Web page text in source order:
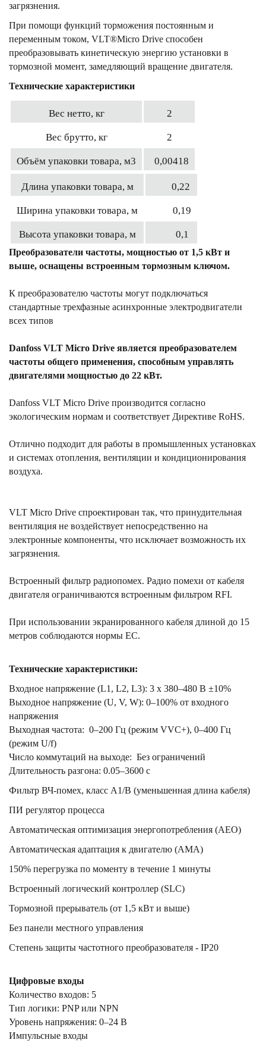
загрязнения.
При помощи функций торможения постоянным и
переменным током, VLT®Micro Drive способен
преобразовывать кинетическую энергию установки в
тормозной момент, замедляющий вращение двигателя.
Технические характеристики
Вес нетто, кг 2
Вес брутто, кг 2
Объём упаковки товара, м3 0,00418
Длина упаковки товара, м 0,22
Ширина упаковки товара, м 0,19
Высота упаковки товара, м 0,1
Преобразователи частоты, мощностью от 1,5 кВт и
выше, оснащены встроенным тормозным ключом.
К преобразователю частоты могут подключаться
стандартные трехфазные асинхронные электродвигатели
всех типов
Danfoss VLT Micro Drive является преобразователем
частоты общего применения, способным управлять
двигателями мощностью до 22 кВт.
Danfoss VLT Micro Drive производится согласно
экологическим нормам и соответствует Директиве RoHS.
Отлично подходит для работы в промышленных установках
и системах отопления, вентиляции и кондиционирования
воздуха.
VLT Micro Drive спроектирован так, что принудительная
вентиляция не воздействует непосредственно на
электронные компоненты, что исключает возможность их
загрязнения.
Встроенный фильтр радиопомех. Радио помехи от кабеля
двигателя ограничиваются встроенным фильтром RFI.
При использовании экранированного кабеля длиной до 15
метров соблюдаются нормы ЕС.
Технические характеристики:
Входное напряжение (L1, L2, L3): 3 x 380–480 В ±10%
Выходное напряжение (U, V, W): 0–100% от входного
напряжения
Выходная частота: 0–200 Гц (режим VVC+), 0–400 Гц
(режим U/f)
Число коммутаций на выходе: Без ограничений
Длительность разгона: 0.05–3600 с
Фильтр ВЧ-помех, класс A1/B (уменьшенная длина кабеля)
ПИ регулятор процесса
Автоматическая оптимизация энергопотребления (AEO)
Автоматическая адаптация к двигателю (AMA)
150% перегрузка по моменту в течение 1 минуты
Встроенный логический контроллер (SLC)
Тормозной прерыватель (от 1,5 кВт и выше)
Без панели местного управления
Степень защиты частотного преобразователя - IP20
Цифровые входы
Количество входов: 5
Тип логики: PNP или NPN
Уровень напряжения: 0–24 В
Импульсные входы